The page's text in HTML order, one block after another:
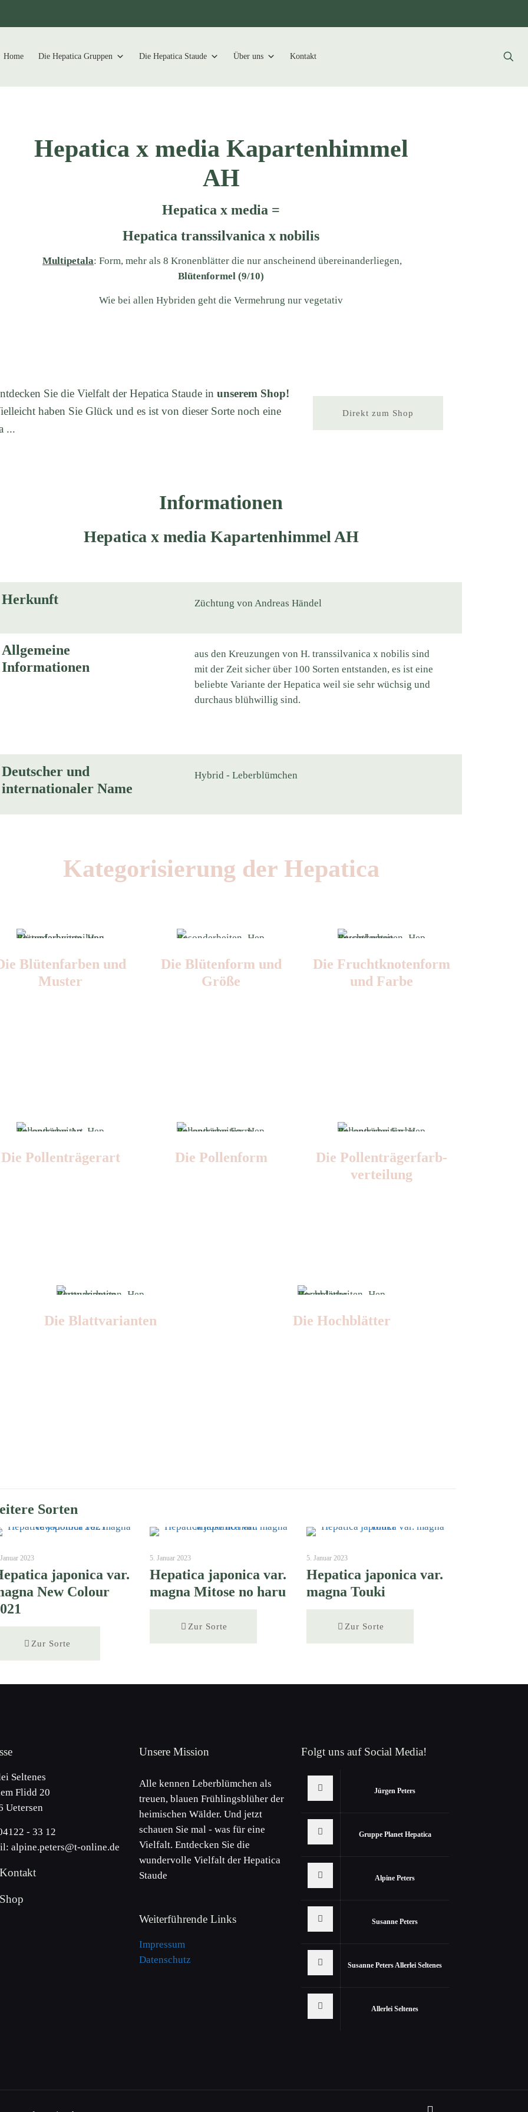
Home Die Hepatica Gruppen Die Hepatica Staude Über uns Kontakt
Hepatica x media Kapartenhimmel
AH
Hepatica x media =
Hepatica transsilvanica x nobilis
Multipetala: Form, mehr als 8 Kronenblätter die nur anscheinend übereinanderliegen,
Blütenformel (9/10)
Wie bei allen Hybriden geht die Vermehrung nur vegetativ
Sie die Vielfalt der Hepatica Staude inunserem Shop!
haben Sie Glück und es ist von dieser Sorte noch eine
...
Direkt zum Shop
Informationen
Hepatica x media Kapartenhimmel AH
Herkunft Züchtung von Andreas Händel
Allgemeine
Informationen
aus den Kreuzungen von H. transsilvanica x nobilis sind
mit der Zeit sicher über 100 Sorten entstanden, es ist eine
beliebte Variante der Hepatica weil sie sehr wüchsig und
durchaus blühwillig sind.
Deutscher und
internationaler Name
Hybrid - Leberblümchen
Kategorisierung der Hepatica
Blüten­farben und
Muster
Die Blüten­form und
Größe
Die Frucht­knotenform
und Farbe
Die Pollen­trägerart Die Pollen­form
Die Pollen­trägerfarb­
verteilung
Die Blattvarianten Die Hochblätter
Sorten
2023
japonica var.
New Colour
Zur Sorte
5. Januar 2023
Hepatica japonica var.
magna Mitose no haru
Zur Sorte
5. Januar 2023
Hepatica japonica var.
magna Touki
Zur Sorte
Seltenes
Flidd 20
Uetersen
- 33 12
alpine.peters@t-online.de
Unsere Mission
Alle kennen Leberblümchen als
treuen, blauen Frühlingsblüher der
heimischen Wälder. Und jetzt
schauen Sie mal - was für eine
Vielfalt. Entdecken Sie die
wundervolle Vielfalt der Hepatica
Staude
Weiterführende Links
Impressum
Datenschutz
Folgt uns auf Social Media!
Jürgen Peters
Gruppe Planet Hepatica
Alpine Peters
Susanne Peters
Susanne Peters Allerlei Seltenes
Allerlei Seltenes